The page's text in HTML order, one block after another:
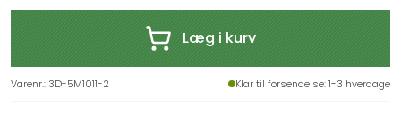
Læg i kurv
Varenr.: 3D-5M1011-2 Klar til forsendelse: 1-3 hverdage